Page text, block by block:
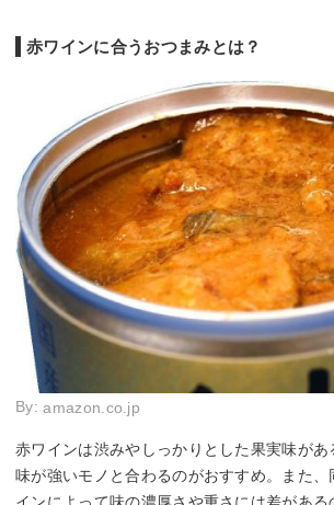
赤ワインに合うおつまみとは？
By:amazon.co.jp
赤ワインは渋みやしっかりとした果実味が
味が強いモノと合わるのがおすすめ。また、